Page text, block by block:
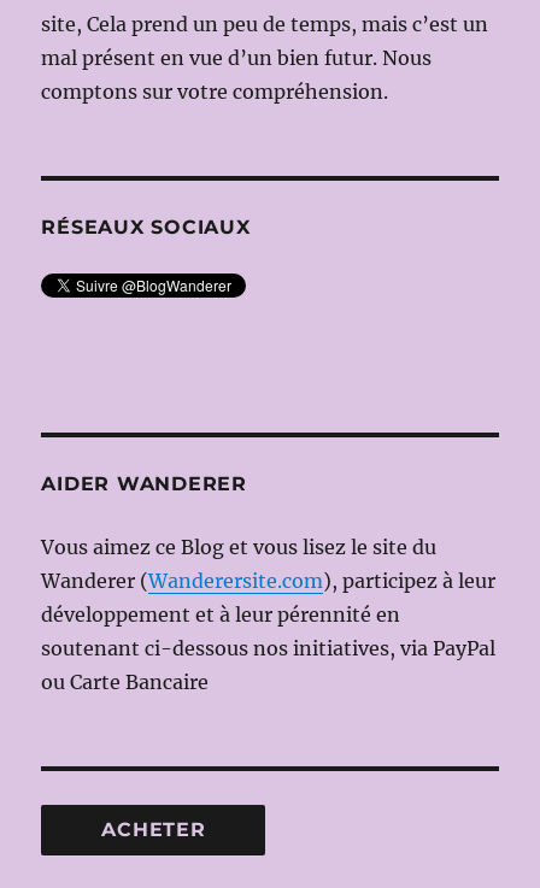
site, Cela prend un peu de temps, mais c’est un
mal présent en vue d’un bien futur. Nous
comptons sur votre compréhension.
RÉSEAUX SOCIAUX
AIDER WANDERER
Vous aimez ce Blog et vous lisez le site du
Wanderer (Wanderersite.com), participez à leur
développement et à leur pérennité en
soutenant ci-dessous nos initiatives, via PayPal
ou Carte Bancaire